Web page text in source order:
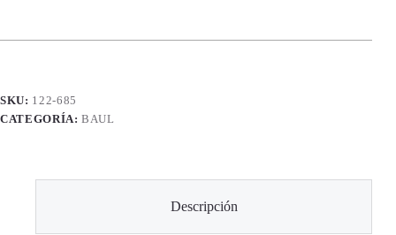
SKU: 122-685
CATEGORÍA:BAUL
Descripción